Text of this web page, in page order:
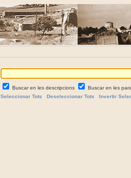
Buscar en les descripcions
Buscar en les
Seleccionar Tots
Deseleccionar Tots Invertir